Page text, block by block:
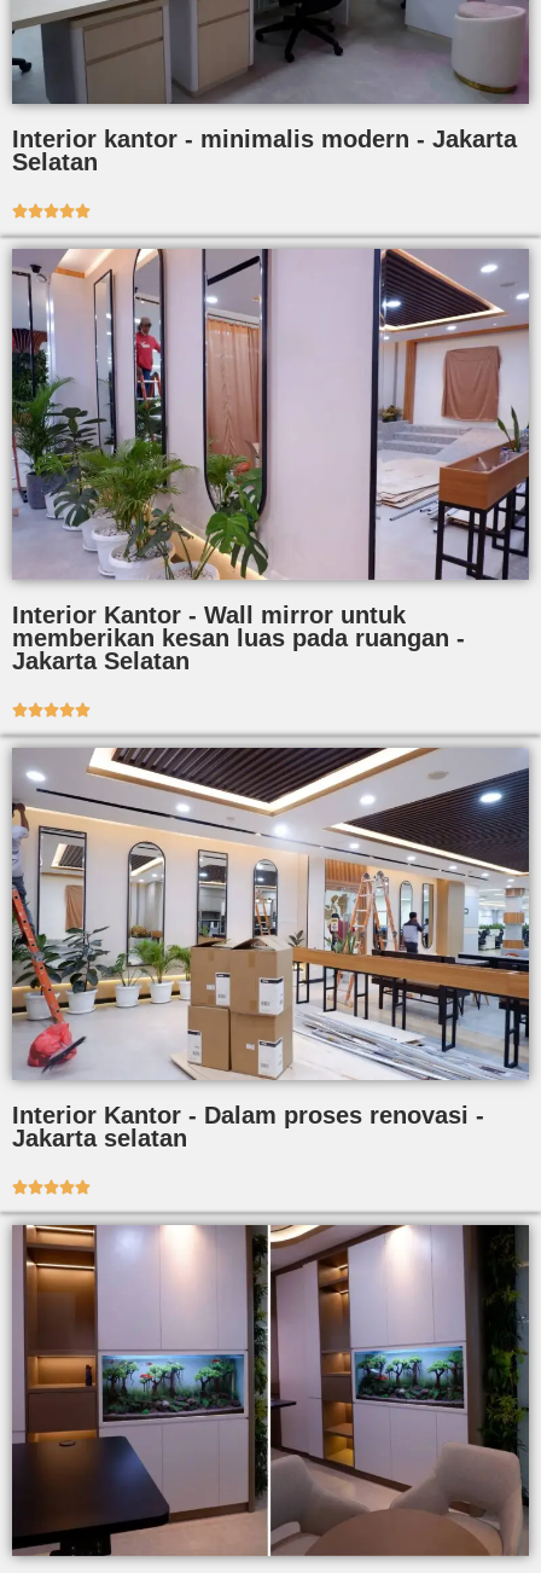
Interior kantor - minimalis modern - Jakarta
Selatan

Interior Kantor - Wall mirror untuk
memberikan kesan luas pada ruangan -
Jakarta Selatan

Interior Kantor - Dalam proses renovasi -
Jakarta selatan
